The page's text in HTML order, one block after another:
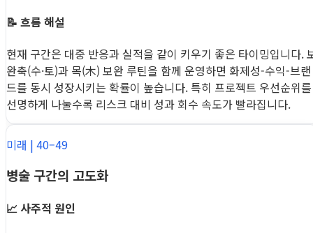
📝 흐름 해설
현재 구간은 대중 반응과 실적을 같이 키우기 좋은 타이밍입니다.
완축(수·토)과 목(木) 보완 루틴을 함께 운영하면 화제성-수익-브랜
드를 동시 성장시키는 확률이 높습니다. 특히 프로젝트 우선순위를
선명하게 나눌수록 리스크 대비 성과 회수 속도가 빨라집니다.
미래 | 40–49
병술 구간의 고도화
📈 사주적 원인